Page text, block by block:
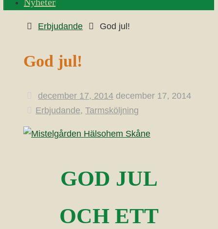
HomeErbjudande God jul!
God jul!
december 17, 2014 december 17, 2014
Erbjudande,Tarmsköljning
GOD JUL
OCH ETT